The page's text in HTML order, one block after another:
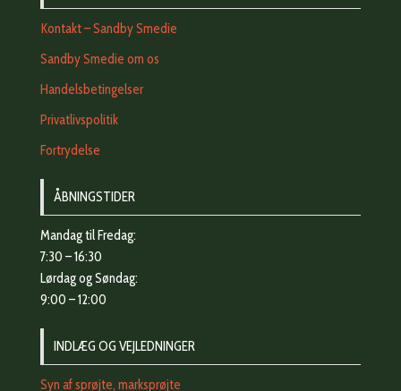
Kontakt – Sandby Smedie
Sandby Smedie om os
Handelsbetingelser
Privatlivspolitik
Fortrydelse
ÅBNINGSTIDER
Mandag til Fredag:
7:30 – 16:30
Lørdag og Søndag:
9:00 – 12:00
INDLÆG OG VEJLEDNINGER
Syn af sprøjte, marksprøjte